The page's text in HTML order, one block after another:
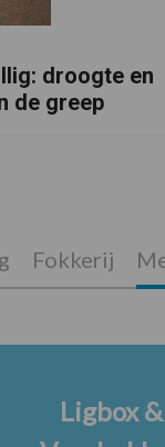
droogte en
de greep
Fokkerij
Ligbox &